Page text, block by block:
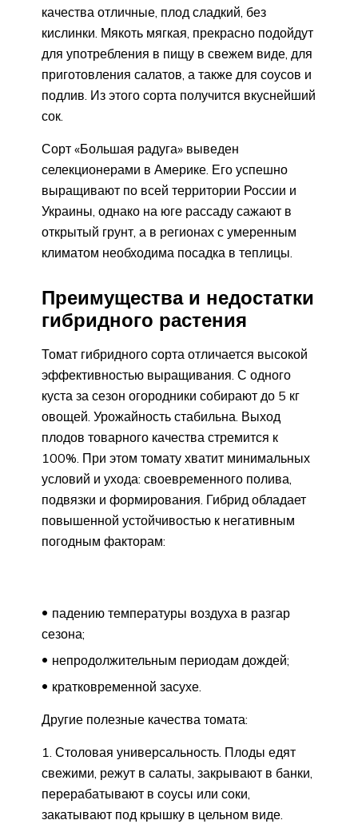
качества отличные, плод сладкий, без
кислинки. Мякоть мягкая, прекрасно подойдут
для употребления в пищу в свежем виде, для
приготовления салатов, а также для соусов и
подлив. Из этого сорта получится вкуснейший
сок.
Сорт «Большая радуга» выведен
селекционерами в Америке. Его успешно
выращивают по всей территории России и
Украины, однако на юге рассаду сажают в
открытый грунт, а в регионах с умеренным
климатом необходима посадка в теплицы.
Преимущества и недостатки
гибридного растения
Томат гибридного сорта отличается высокой
эффективностью выращивания. С одного
куста за сезон огородники собирают до 5 кг
овощей. Урожайность стабильна. Выход
плодов товарного качества стремится к
100%. При этом томату хватит минимальных
условий и ухода: своевременного полива,
подвязки и формирования. Гибрид обладает
повышенной устойчивостью к негативным
погодным факторам:
падению температуры воздуха в разгар
сезона;
непродолжительным периодам дождей;
кратковременной засухе.
Другие полезные качества томата:
Столовая универсальность. Плоды едят
свежими, режут в салаты, закрывают в банки,
перерабатывают в соусы или соки,
закатывают под крышку в цельном виде.